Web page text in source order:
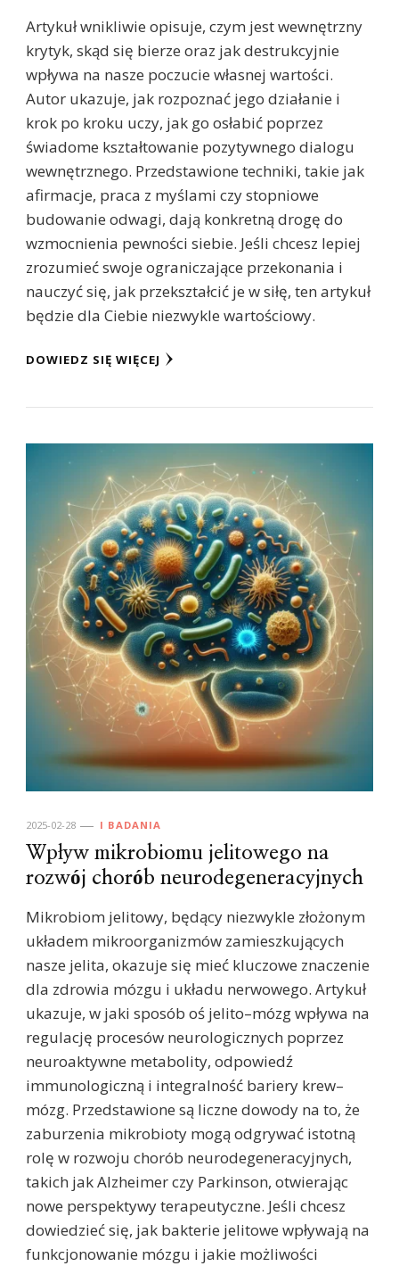
Artykuł wnikliwie opisuje, czym jest wewnętrzny
krytyk, skąd się bierze oraz jak destrukcyjnie
wpływa na nasze poczucie własnej wartości.
Autor ukazuje, jak rozpoznać jego działanie i
krok po kroku uczy, jak go osłabić poprzez
świadome kształtowanie pozytywnego dialogu
wewnętrznego. Przedstawione techniki, takie jak
afirmacje, praca z myślami czy stopniowe
budowanie odwagi, dają konkretną drogę do
wzmocnienia pewności siebie. Jeśli chcesz lepiej
zrozumieć swoje ograniczające przekonania i
nauczyć się, jak przekształcić je w siłę, ten artykuł
będzie dla Ciebie niezwykle wartościowy.
DOWIEDZ SIĘ WIĘCEJ
2025-02-28 I BADANIA
Wpływ mikrobiomu jelitowego na
rozwój chorób neurodegeneracyjnych
Mikrobiom jelitowy, będący niezwykle złożonym
układem mikroorganizmów zamieszkujących
nasze jelita, okazuje się mieć kluczowe znaczenie
dla zdrowia mózgu i układu nerwowego. Artykuł
ukazuje, w jaki sposób oś jelito–mózg wpływa na
regulację procesów neurologicznych poprzez
neuroaktywne metabolity, odpowiedź
immunologiczną i integralność bariery krew–
mózg. Przedstawione są liczne dowody na to, że
zaburzenia mikrobioty mogą odgrywać istotną
rolę w rozwoju chorób neurodegeneracyjnych,
takich jak Alzheimer czy Parkinson, otwierając
nowe perspektywy terapeutyczne. Jeśli chcesz
dowiedzieć się, jak bakterie jelitowe wpływają na
funkcjonowanie mózgu i jakie możliwości